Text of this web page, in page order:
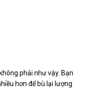
phải như vậy. Bạn
hơn để bù lại lượng